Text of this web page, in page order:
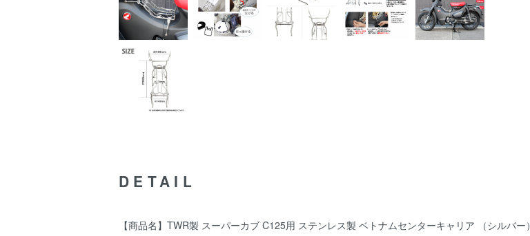
DETAIL
【商品名】TWR製 スーパーカブ C125用 ステンレス製 ベトナムセンターキャリア （シルバー）